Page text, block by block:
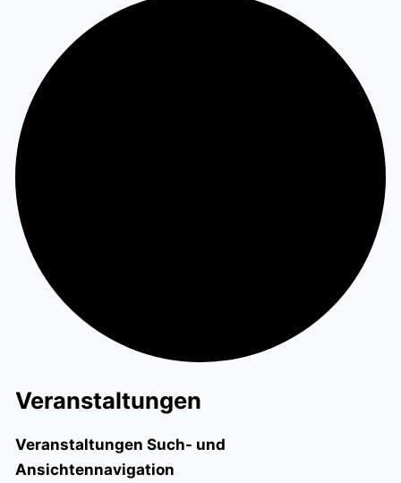
Veranstaltungen
Veranstaltungen Such- und
Ansichtennavigation